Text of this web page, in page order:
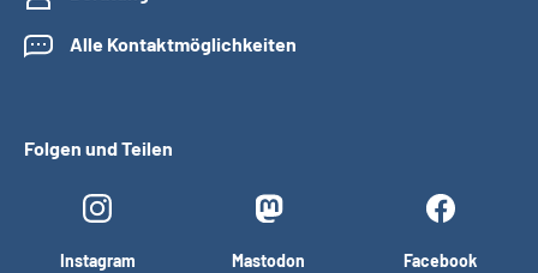
Alle Kontaktmöglichkeiten
Folgen und Teilen
Instagram Mastodon Facebook